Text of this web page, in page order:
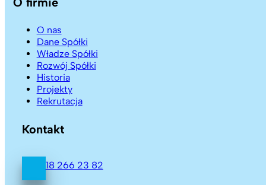
O nas
Dane Spółki
Władze Spółki
Rozwój Spółki
Historia
Projekty
Rekrutacja
Kontakt
18 266 23 82